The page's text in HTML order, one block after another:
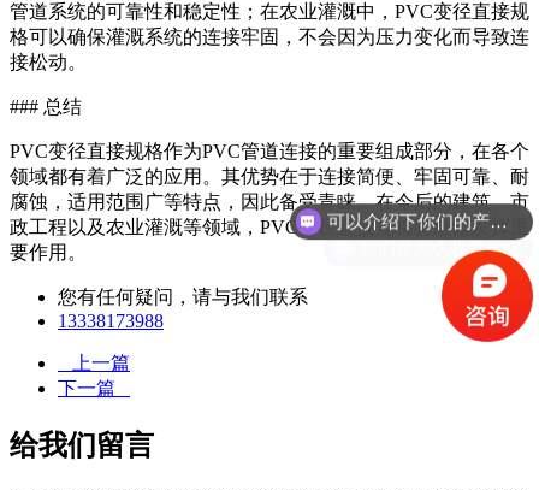
管道系统的可靠性和稳定性；在农业灌溉中，PVC变径直接规
格可以确保灌溉系统的连接牢固，不会因为压力变化而导致连
接松动。
### 总结
PVC变径直接规格作为PVC管道连接的重要组成部分，在各个
领域都有着广泛的应用。其优势在于连接简便、牢固可靠、耐
腐蚀，适用范围广等特点，因此备受青睐。在今后的建筑、市
政工程以及农业灌溉等领域，PVC变径直接规格将继续发挥重
要作用。
您有任何疑问，请与我们联系
13338173988
上一篇
下一篇
给我们留言
可以介绍下你们的产品么
你们是怎么收费的呢